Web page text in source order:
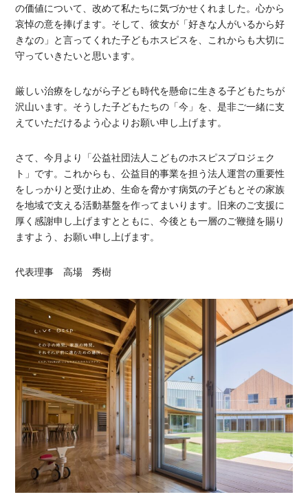
の価値について、改めて私たちに気づかせくれました。心から
哀悼の意を捧げます。そして、彼女が「好きな人がいるから好
きなの」と言ってくれた子どもホスピスを、これからも大切に
守っていきたいと思います。
厳しい治療をしながら子ども時代を懸命に生きる子どもたちが
沢山います。そうした子どもたちの「今」を、是非ご一緒に支
えていただけるよう心よりお願い申し上げます。
さて、今月より「公益社団法人こどものホスピスプロジェク
ト」です。これからも、公益目的事業を担う法人運営の重要性
をしっかりと受け止め、生命を脅かす病気の子どもとその家族
を地域で支える活動基盤を作ってまいります。旧来のご支援に
厚く感謝申し上げますとともに、今後とも一層のご鞭撻を賜り
ますよう、お願い申し上げます。
代表理事 高場 秀樹